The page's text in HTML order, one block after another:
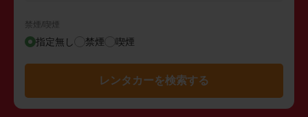
禁煙/喫煙
指定無し 禁煙 喫煙
レンタカーを検索する